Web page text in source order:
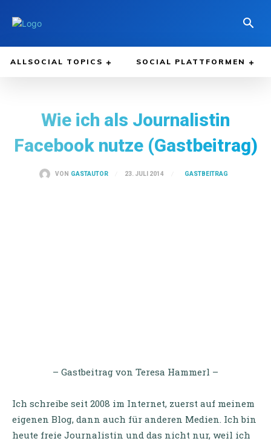
ALLSOCIAL TOPICS SOCIAL PLATTFORMEN
Wie ich als Journalistin
Facebook nutze (Gastbeitrag)
VON GASTAUTOR 23. JULI 2014 GASTBEITRAG
– Gastbeitrag von Teresa Hammerl –
Ich schreibe seit 2008 im Internet, zuerst auf meinem
eigenen Blog, dann auch für anderen Medien. Ich bin
heute freie Journalistin und das nicht nur, weil ich